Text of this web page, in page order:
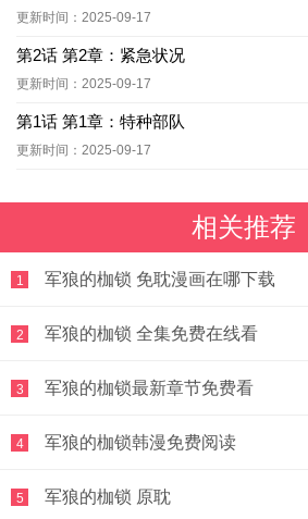
更新时间：2025-09-17
第2话 第2章：紧急状况
更新时间：2025-09-17
第1话 第1章：特种部队
更新时间：2025-09-17
相关推荐
1 军狼的枷锁 免耽漫画在哪下载
2 军狼的枷锁 全集免费在线看
3 军狼的枷锁最新章节免费看
4 军狼的枷锁韩漫免费阅读
5 军狼的枷锁 原耽